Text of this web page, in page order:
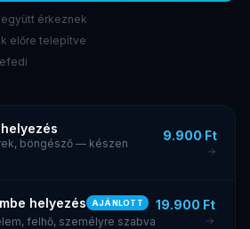
érkeznek
előre telepítve
böngésző — készen
9.900 Ft
helyezés AJÁNLOTT
felhő, személyre szabva
19.900 Ft